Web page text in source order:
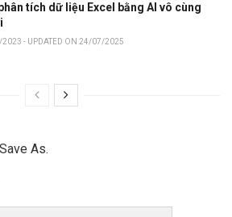
tích dữ liệu Excel bằng AI vô cùng
- UPDATED ON 24/07/2025
As.